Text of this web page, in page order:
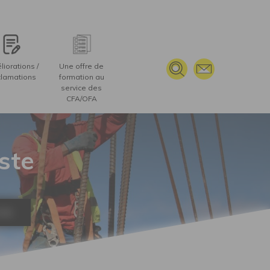
/
Une offre de
formation au
service des
CFA/OFA
OUTILS ET MOYENS TECHNIQUES